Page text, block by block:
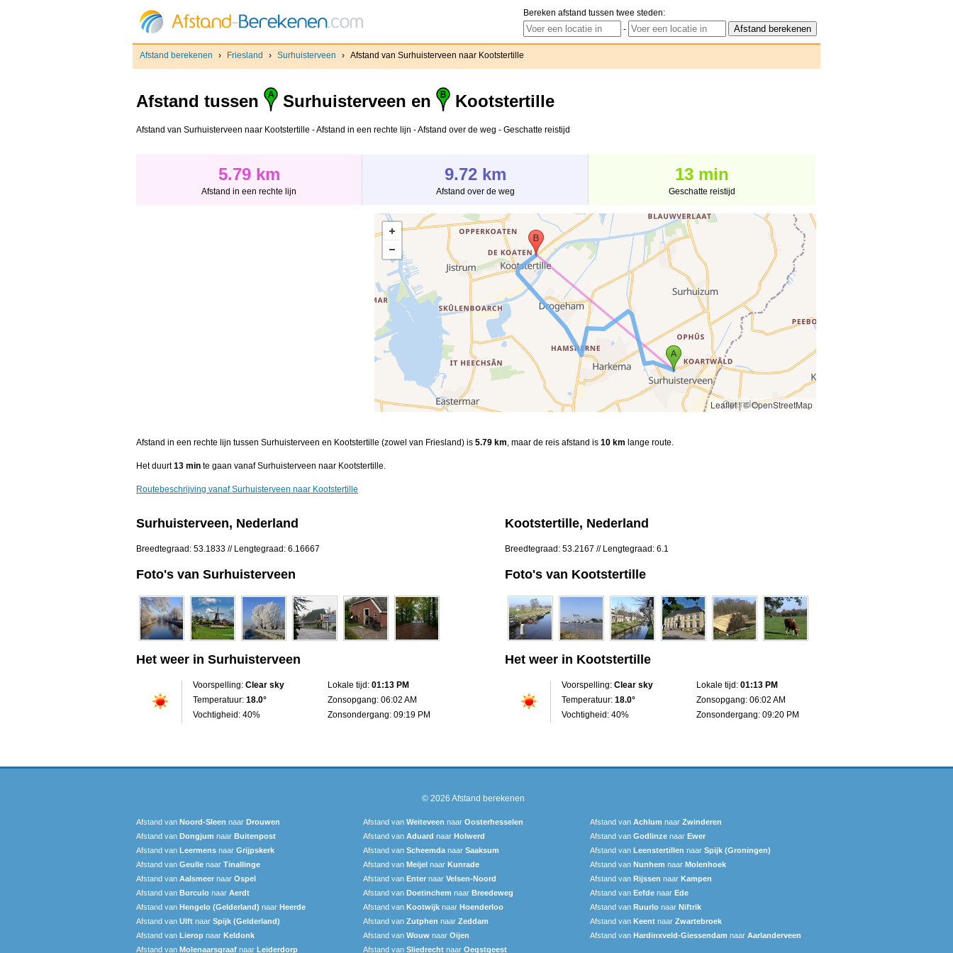
Bereken afstand tussen twee steden:
-
Afstand berekenen › Friesland › Surhuisterveen › Afstand van Surhuisterveen naar Kootstertille
Afstand tussen Surhuisterveen en Kootstertille
Afstand van Surhuisterveen naar Kootstertille - Afstand in een rechte lijn - Afstand over de weg - Geschatte reistijd
5.79 km
Afstand in een rechte lijn
9.72 km
Afstand over de weg
13 min
Geschatte reistijd
Leaflet|© OpenStreetMap
Afstand in een rechte lijn tussen Surhuisterveen en Kootstertille (zowel van Friesland) is 5.79 km, maar de reis afstand is 10 km lange route.
Het duurt13 min te gaan vanaf Surhuisterveen naar Kootstertille.
Routebeschrijving vanaf Surhuisterveen naar Kootstertille
Surhuisterveen, Nederland
Breedtegraad: 53.1833 // Lengtegraad: 6.16667
Foto's van Surhuisterveen
Het weer in Surhuisterveen
Voorspelling: Clear sky
Temperatuur: 18.0°
Vochtigheid: 40%
Lokale tijd: 01:13 PM
Zonsopgang: 06:02 AM
Zonsondergang: 09:19 PM
Kootstertille, Nederland
Breedtegraad: 53.2167 // Lengtegraad: 6.1
Foto's van Kootstertille
Het weer in Kootstertille
Voorspelling: Clear sky
Temperatuur: 18.0°
Vochtigheid: 40%
Lokale tijd: 01:13 PM
Zonsopgang: 06:02 AM
Zonsondergang: 09:20 PM
© 2026 Afstand berekenen
Afstand van Noord-Sleen naar Drouwen Afstand van Weiteveen naar Oosterhesselen Afstand van Achlum naar Zwinderen
Afstand van Dongjum naar Buitenpost Afstand van Aduard naar Holwerd Afstand van Godlinze naar Ewer
Afstand van Leermens naar Grijpskerk Afstand van Scheemda naar Saaksum Afstand van Leenstertillen‎ naar Spijk (Groningen)
Afstand van Geulle naar Tinallinge Afstand van Meijel naar Kunrade Afstand van Nunhem naar Molenhoek
Afstand van Aalsmeer naar Ospel Afstand van Enter naar Velsen-Noord Afstand van Rijssen naar Kampen
Afstand van Borculo naar Aerdt Afstand van Doetinchem naar Breedeweg Afstand van Eefde naar Ede
Afstand van Hengelo (Gelderland) naar Heerde Afstand van Kootwijk naar Hoenderloo Afstand van Ruurlo naar Niftrik
Afstand van Ulft naar Spijk (Gelderland) Afstand van Zutphen naar Zeddam Afstand van Keent naar Zwartebroek
Afstand van Lierop naar Keldonk Afstand van Wouw naar Oijen Afstand van Hardinxveld-Giessendam naar Aarlanderveen
Afstand van Molenaarsgraaf naar Leiderdorp Afstand van Sliedrecht naar Oegstgeest